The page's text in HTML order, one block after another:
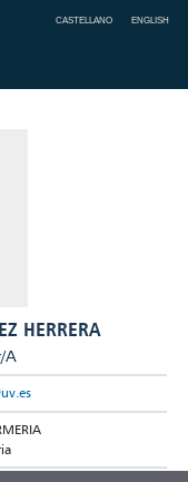
CASTELLANO ENGLISH
HERRERA
A